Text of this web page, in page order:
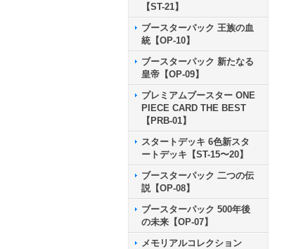
【ST-21】
ブースターパック 王族の血
統【OP-10】
ブースターパック 新たなる
皇帝【OP-09】
プレミアムブースター ONE
PIECE CARD THE BEST
【PRB-01】
スタートデッキ 6色新スタ
ートデッキ【ST-15〜20】
ブースターパック 二つの伝
説【OP-08】
ブースターパック 500年後
の未来【OP-07】
メモリアルコレクション